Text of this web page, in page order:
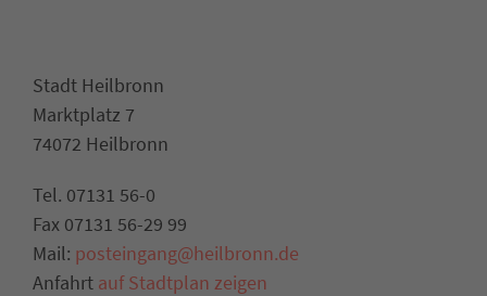
Stadt Heilbronn
Marktplatz 7
74072 Heilbronn
Tel. 07131 56-0
Fax 07131 56-29 99
Mail: posteingang@heilbronn.de
Anfahrt auf Stadtplan zeigen